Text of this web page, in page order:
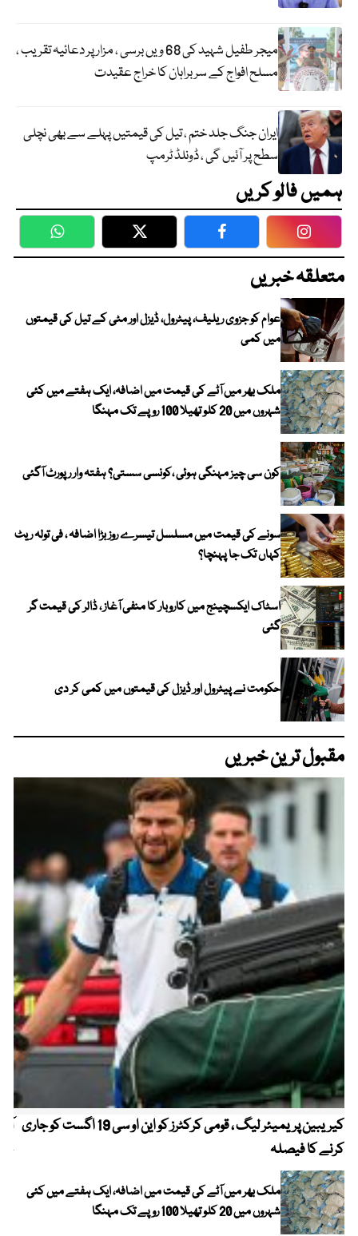
میجر طفیل شہید کی 68 ویں برسی ، مزار پر دعائیہ تقریب ،
مسلح افواج کے سربراہان کا خراج عقیدت
ایران جنگ جلد ختم ، تیل کی قیمتیں پہلے سے بھی نچلی
سطح پر آئیں گی ، ڈونلڈ ٹرمپ
ہمیں فالو کریں
WhatsApp Twitter Facebook
متعلقہ خبریں
عوام کو جزوی ریلیف، پیٹرول، ڈیزل اور مٹی کے تیل کی قیمتوں
میں کمی
ملک بھر میں آٹے کی قیمت میں اضافہ، ایک ہفتے میں کئی
شہروں میں 20 کلو تھیلا 100 روپے تک مہنگا
کون سی چیز مہنگی ہوئی ،کونسی سستی؟ ہفتہ وار رپورٹ آگئی
سونے کی قیمت میں مسلسل تیسرے روز بڑا اضافہ ، فی تولہ ریٹ
کہاں تک جا پہنچا؟
اسٹاک ایکسچینج میں کاروبار کا منفی آغاز ، ڈالر کی قیمت گر
گئی
حکومت نے پیٹرول اور ڈیزل کی قیمتوں میں کمی کر دی
مقبول ترین خبریں
کیریبین پریمیئر لیگ ، قومی کرکٹرز کو این او سی 19 اگست کو جاری
کرنے کا فیصلہ
ملک بھر میں آٹے کی قیمت میں اضافہ، ایک ہفتے میں کئی
شہروں میں 20 کلو تھیلا 100 روپے تک مہنگا